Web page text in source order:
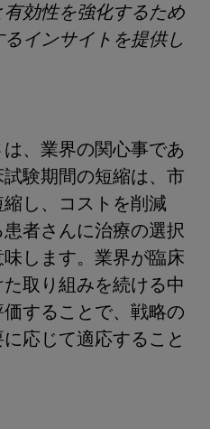
効性を強化するため
インサイトを提供し
、業界の関心事であ
験期間の短縮は、市
し、コストを削減
者さんに治療の選択
します。業界が臨床
取り組みを続ける中
することで、戦略の
応じて適応すること